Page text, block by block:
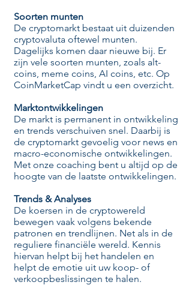
Soorten munten
De cryptomarkt bestaat uit duizenden
cryptovaluta oftewel munten.
Dagelijks komen daar nieuwe bij. Er
zijn vele soorten munten, zoals alt-
coins, meme coins, AI coins, etc. ​Op
CoinMarketCap vindt u een overzicht.
​Marktontwikkelingen
De markt is permanent in ontwikkeling
en trends verschuiven snel. Daarbij is
de cryptomarkt gevoelig voor news en
macro-economische ontwikkelingen.
Met onze coaching bent u altijd op de
hoogte van de laatste ontwikkelingen.
Trends & Analyses
De koersen in de cryptowereld
bewegen vaak volgens bekende
patronen en trendlijnen. Net als in de
reguliere financiële wereld. Kennis
hiervan helpt bij het handelen en
helpt de emotie uit uw koop- of
verkoopbeslissingen te halen.